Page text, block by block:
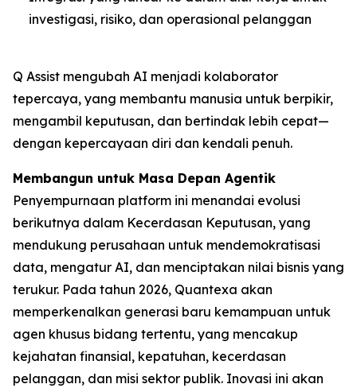
investigasi, risiko, dan operasional pelanggan
Q Assist mengubah AI menjadi kolaborator
tepercaya, yang membantu manusia untuk berpikir,
mengambil keputusan, dan bertindak lebih cepat—
dengan kepercayaan diri dan kendali penuh.
Membangun untuk Masa Depan Agentik
Penyempurnaan platform ini menandai evolusi
berikutnya dalam Kecerdasan Keputusan, yang
mendukung perusahaan untuk mendemokratisasi
data, mengatur AI, dan menciptakan nilai bisnis yang
terukur. Pada tahun 2026, Quantexa akan
memperkenalkan generasi baru kemampuan untuk
agen khusus bidang tertentu, yang mencakup
kejahatan finansial, kepatuhan, kecerdasan
pelanggan, dan misi sektor publik. Inovasi ini akan